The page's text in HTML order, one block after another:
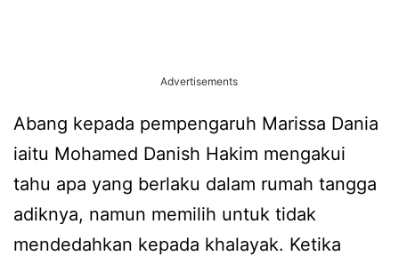
Advertisements
Abang kepada pempengaruh Marissa Dania
iaitu Mohamed Danish Hakim mengakui
tahu apa yang berlaku dalam rumah tangga
adiknya, namun memilih untuk tidak
mendedahkan kepada khalayak. Ketika